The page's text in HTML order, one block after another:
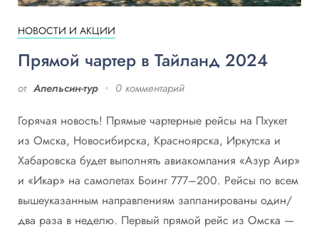
НОВОСТИ И АКЦИИ
Прямой чартер в Тайланд 2024
от Апельсин-тур 0 комментарий
Горячая новость! Прямые чартерные рейсы на Пхукет
из Омска, Новосибирска, Красноярска, Иркутска и
Хабаровска будет выполнять авиакомпания «Азур Аир»
и «Икар» на самолетах Боинг 777–200. Рейсы по всем
вышеуказанным направлениям запланированы один/
два раза в неделю. Первый прямой рейс из Омска —